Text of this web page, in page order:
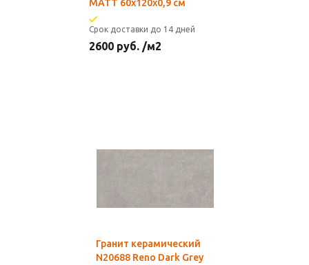
MATT 60х120х0,9 см
Срок доставки до 14 дней
2600 руб. /м2
Гранит керамический
N20688 Reno Dark Grey